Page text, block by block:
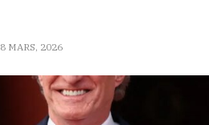
8 MARS, 2026